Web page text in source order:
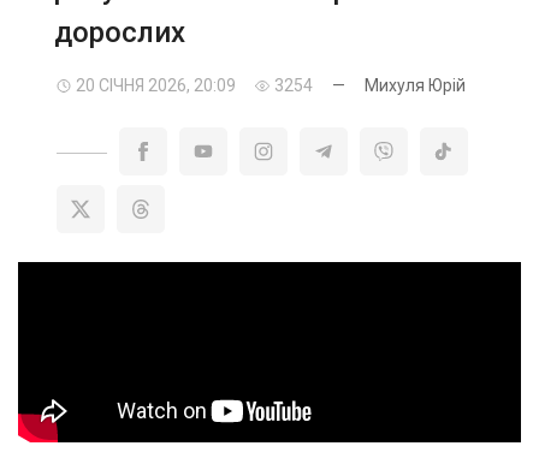
дорослих
20 СІЧНЯ 2026, 20:09 3254 — Михуля Юрій